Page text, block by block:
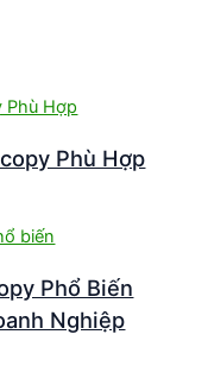
Phù Hợp
Phổ Biến
Nghiệp